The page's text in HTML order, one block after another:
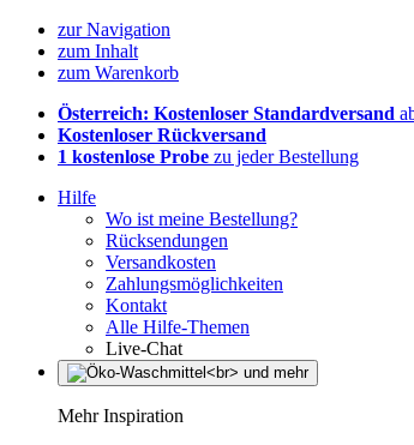
zur Navigation
zum Inhalt
zum Warenkorb
Österreich: Kostenloser Standardversand
Kostenloser Rückversand
1 kostenlose Probe zu jeder Bestellung
Hilfe
Wo ist meine Bestellung?
Rücksendungen
Versandkosten
Zahlungsmöglichkeiten
Kontakt
Alle Hilfe-Themen
Live-Chat
Mehr Inspiration